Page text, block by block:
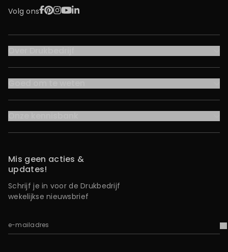
Volg onsFacebook
Pinterest
Instagram
YouTube
LinkedIn
Mis geen acties &
updates!
Schrijf je in voor de Drukbedrijf
wekelijkse nieuwsbrief
e-mailadres